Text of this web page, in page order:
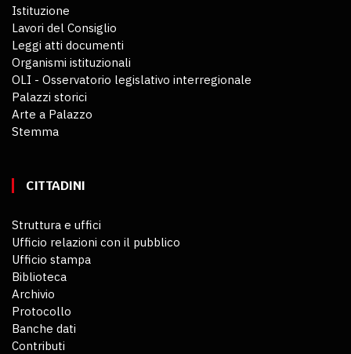
Istituzione
Lavori del Consiglio
Leggi atti documenti
Organismi istituzionali
OLI - Osservatorio legislativo interregionale
Palazzi storici
Arte a Palazzo
Stemma
CITTADINI
Struttura e uffici
Ufficio relazioni con il pubblico
Ufficio stampa
Biblioteca
Archivio
Protocollo
Banche dati
Contributi